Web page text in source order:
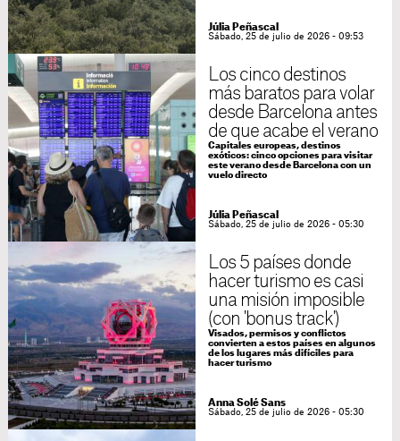
Júlia Peñascal
Sábado, 25 de julio de 2026 - 09:53
Los cinco destinos
más baratos para volar
desde Barcelona antes
de que acabe el verano
Capitales europeas, destinos
exóticos: cinco opciones para visitar
este verano desde Barcelona con un
vuelo directo
Júlia Peñascal
Sábado, 25 de julio de 2026 - 05:30
Los 5 países donde
hacer turismo es casi
una misión imposible
(con 'bonus track')
Visados, permisos y conflictos
convierten a estos países en algunos
de los lugares más difíciles para
hacer turismo
Anna Solé Sans
Sábado, 25 de julio de 2026 - 05:30